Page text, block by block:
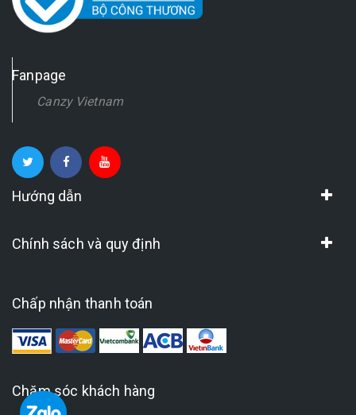
Fanpage
Canzy Vietnam
Hướng dẫn
Chính sách và quy định
Chấp nhận thanh toán
Chăm sóc khách hàng